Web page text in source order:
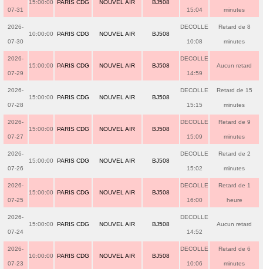
07-31
15:00:00 PARIS CDG NOUVEL AIR BJ508
15:04 minutes
2026-
07-30
10:00:00 PARIS CDG NOUVEL AIR BJ508
DECOLLE
10:08
Retard de 8
minutes
2026-
07-29
15:00:00 PARIS CDG NOUVEL AIR BJ508
DECOLLE
14:59
Aucun retard
2026-
07-28
15:00:00 PARIS CDG NOUVEL AIR BJ508
DECOLLE
15:15
Retard de 15
minutes
2026-
07-27
15:00:00 PARIS CDG NOUVEL AIR BJ508
DECOLLE
15:09
Retard de 9
minutes
2026-
07-26
15:00:00 PARIS CDG NOUVEL AIR BJ508
DECOLLE
15:02
Retard de 2
minutes
2026-
07-25
15:00:00 PARIS CDG NOUVEL AIR BJ508
DECOLLE
16:00
Retard de 1
heure
2026-
07-24
15:00:00 PARIS CDG NOUVEL AIR BJ508
DECOLLE
14:52
Aucun retard
2026-
07-23
10:00:00 PARIS CDG NOUVEL AIR BJ508
DECOLLE
10:06
Retard de 6
minutes